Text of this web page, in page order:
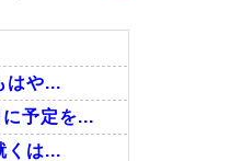
はや...
予定を...
くは...